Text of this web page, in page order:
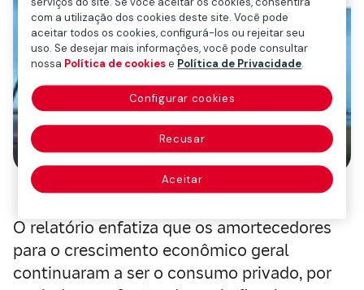
O relatório enfatiza que os amortecedores
para o crescimento econômico geral
continuaram a ser o consumo privado, por
com a utilização dos cookies deste site. Você pode
aceitar todos os cookies, configurá-los ou rejeitar seu
uso. Se desejar mais informações, você pode consultar
nossa Política de cookiese Política de Privacidade.
Configurar cookies
Recusar
Aceitar